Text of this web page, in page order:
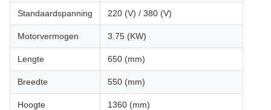
Standaardspanning 220 (V) / 380 (V)
Motorvermogen 3.75 (KW)
Lengte 650 (mm)
Breedte 550 (mm)
Hoogte 1360 (mm)